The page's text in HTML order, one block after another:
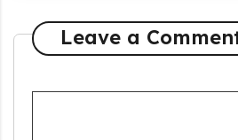
Leave a